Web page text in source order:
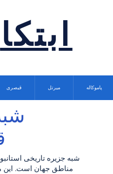
قیصری میرتل پاموکاله
شبه جزیره تاریخی
مناطق جهان است. این